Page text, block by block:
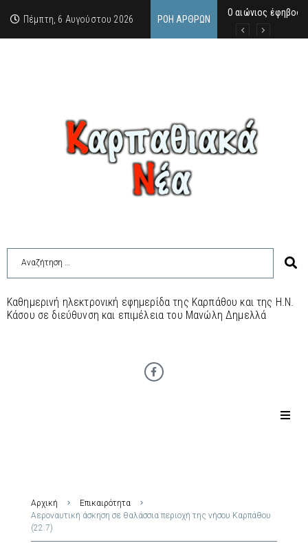
Πέμπτη, 6 Αυγούστου 2026 ΡΟΉ ΆΡΘΡΩΝ
Ο αιώνιος έφηβος
Δικαστική
Άμεση
Καθημερινή ηλεκτρονική εφημερίδα της Καρπάθου και της Η.Ν.
Κάσου σε διεύθυνση και επιμέλεια του Μανώλη Δημελλά
Αρχική
Επικαιρότητα
Αεροναυτική άσκηση σε θαλάσσια περιοχή της νήσου Καρπάθου
(22.7)